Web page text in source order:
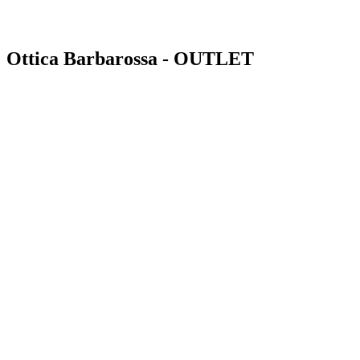
Ottica Barbarossa - OUTLET